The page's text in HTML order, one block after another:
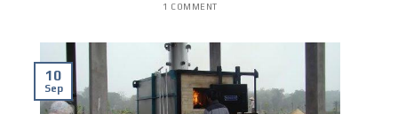
1 COMMENT
10
Sep